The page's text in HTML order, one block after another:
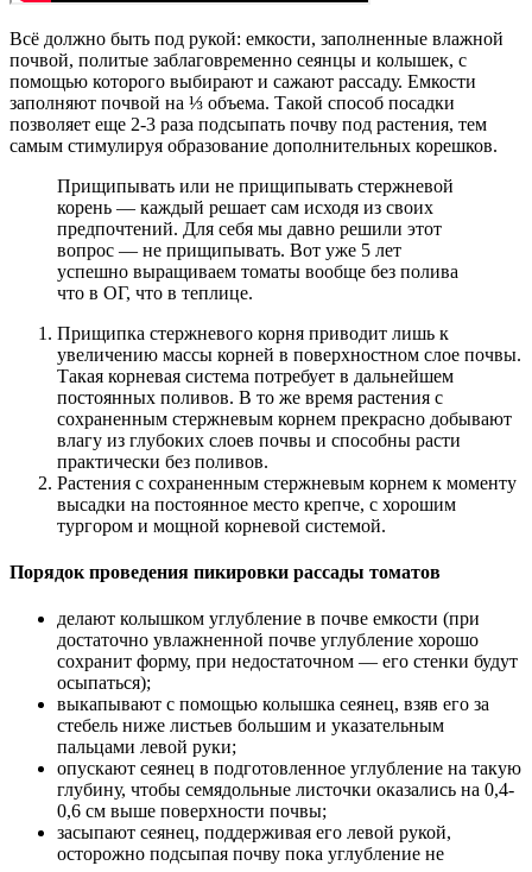
Всё должно быть под рукой: емкости, заполненные влажной
почвой, политые заблаговременно сеянцы и колышек, с
помощью которого выбирают и сажают рассаду. Емкости
заполняют почвой на ⅓ объема. Такой способ посадки
позволяет еще 2-3 раза подсыпать почву под растения, тем
самым стимулируя образование дополнительных корешков.
Прищипывать или не прищипывать стержневой
корень — каждый решает сам исходя из своих
предпочтений. Для себя мы давно решили этот
вопрос — не прищипывать. Вот уже 5 лет
успешно выращиваем томаты вообще без полива
что в ОГ, что в теплице.
Прищипка стержневого корня приводит лишь к
увеличению массы корней в поверхностном слое почвы.
Такая корневая система потребует в дальнейшем
постоянных поливов. В то же время растения с
сохраненным стержневым корнем прекрасно добывают
влагу из глубоких слоев почвы и способны расти
практически без поливов.
Растения с сохраненным стержневым корнем к моменту
высадки на постоянное место крепче, с хорошим
тургором и мощной корневой системой.
Порядок проведения пикировки рассады томатов
делают колышком углубление в почве емкости (при
достаточно увлажненной почве углубление хорошо
сохранит форму, при недостаточном — его стенки будут
осыпаться);
выкапывают с помощью колышка сеянец, взяв его за
стебель ниже листьев большим и указательным
пальцами левой руки;
опускают сеянец в подготовленное углубление на такую
глубину, чтобы семядольные листочки оказались на 0,4-
0,6 см выше поверхности почвы;
засыпают сеянец, поддерживая его левой рукой,
осторожно подсыпая почву пока углубление не